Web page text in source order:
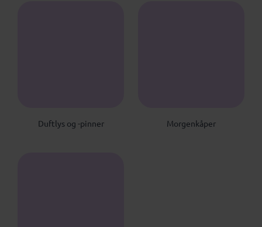
Duftlys og -pinner Morgenkåper